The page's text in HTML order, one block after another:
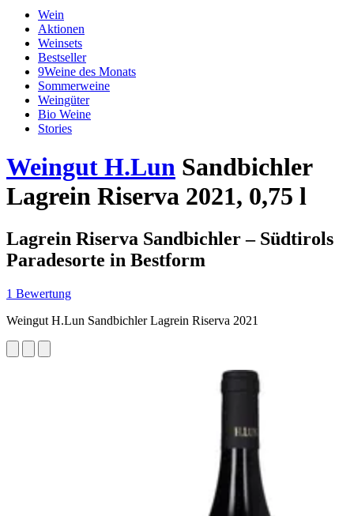
Wein
Aktionen
Weinsets
Bestseller
9Weine des Monats
Sommerweine
Weingüter
Bio Weine
Stories
Weingut H.Lun Sandbichler
Lagrein Riserva 2021, 0,75 l
Lagrein Riserva Sandbichler – Südtirols
Paradesorte in Bestform
1 Bewertung
Weingut H.Lun Sandbichler Lagrein Riserva 2021